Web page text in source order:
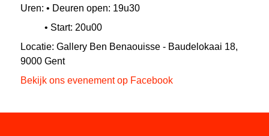
Uren:• Deuren open: 19u30
• Start: 20u00
Locatie: Gallery Ben Benaouisse - Baudelokaai 18,
9000 Gent
Bekijk ons evenement op Facebook